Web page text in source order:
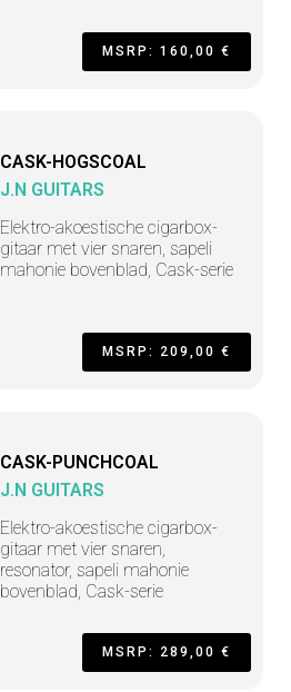
MSRP: 160,00 €
CASK-HOGSCOAL
J.N GUITARS
Elektro-akoestische cigarbox-
gitaar met vier snaren, sapeli
mahonie bovenblad, Cask-serie
MSRP: 209,00 €
CASK-PUNCHCOAL
J.N GUITARS
Elektro-akoestische cigarbox-
gitaar met vier snaren,
resonator, sapeli mahonie
bovenblad, Cask-serie
MSRP: 289,00 €